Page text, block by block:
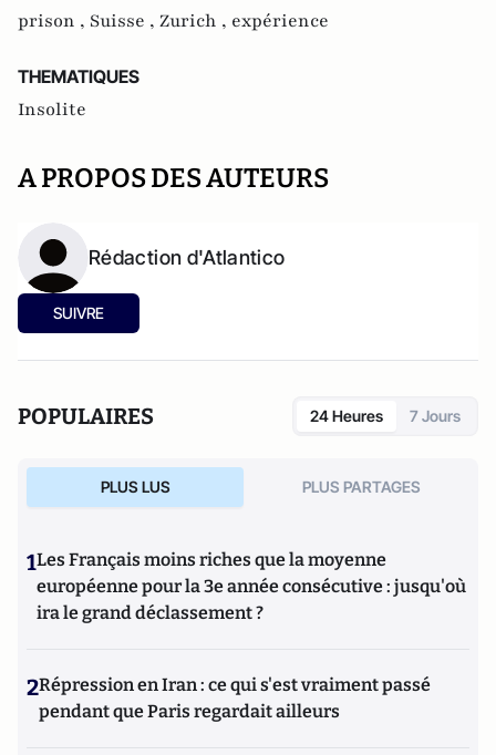
prison , Suisse , Zurich , expérience
THEMATIQUES
Insolite
A PROPOS DES AUTEURS
Rédaction d'Atlantico
SUIVRE
POPULAIRES 24 Heures 7 Jours
PLUS LUS PLUS PARTAGES
1Les Français moins riches que la moyenne
européenne pour la 3e année consécutive : jusqu'où
ira le grand déclassement ?
2Répression en Iran : ce qui s'est vraiment passé
pendant que Paris regardait ailleurs